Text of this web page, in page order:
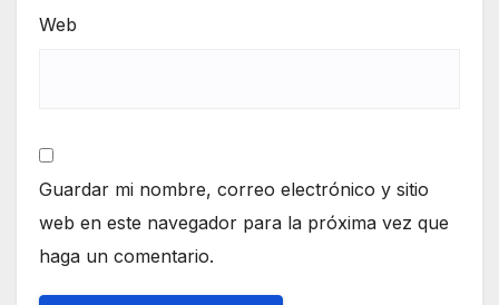
Web
Guardar mi nombre, correo electrónico y sitio
web en este navegador para la próxima vez que
haga un comentario.